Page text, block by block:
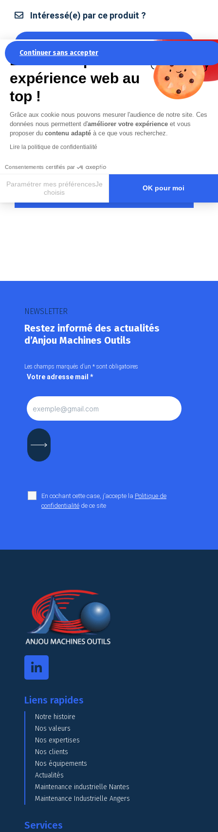
Continuer sans accepter
La recette pour une
expérience web au
top !
Grâce aux cookie nous pouvons mesurer l'audience de notre site. Ces
données nous permettent d'améliorer votre expérience et vous
proposer du contenu adapté à ce que vous recherchez.
Lire la politique de confidentialité
Consentements certifiés par
Paramétrer mes préférencesJe
choisis
OK pour moi
Axeptio consent
Plateforme de Gestion du Consentement : Personnalisez vos
Intéressé(e) par ce produit ?
Demande de devis
Rechercher une autre référence :
RÉFÉRENCE
MARQUE & TYPE DE PIÈCE
Rechercher
NEWSLETTER
Restez informé des actualités
d’Anjou Machines Outils
Les champs marqués d’un * sont obligatoires
Votre adresse mail *
En cochant cette case, j’accepte la Politique de
confidentialité de ce site
Liens rapides
Notre histoire
Nos valeurs
Nos expertises
Nos clients
Nos équipements
Actualités
Maintenance industrielle Nantes
Maintenance Industrielle Angers
Services